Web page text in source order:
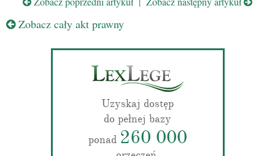
Zobacz cały akt prawny
Uzyskaj dostęp
do pełnej bazy
ponad 260 000